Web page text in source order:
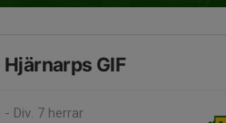
GIF
Div. 7 herrar